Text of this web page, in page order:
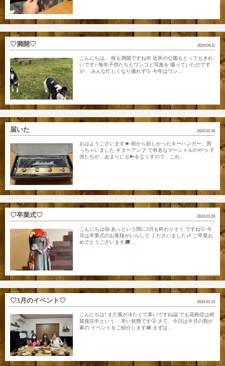
2024.04.11
♡満開♡
こんにちは。 桜も満開ですね🌸 近所の公園もとってもきれ
いです♪ 毎年子供たちとワンコと写真を 撮っていたのです
が、 みんな忙しくなり撮れず💦 今年はワン...
2024.03.30
届いた
おはようございます☀ 前から欲しかったキーハンガー、買
っちゃいました ギターアンプ で有名なマーシャルのやつ 子
供たちが、あまりにも🔑をなくすので、これ...
2024.03.29
♡卒業式♡
こんにちは😃 あっという間に3月も終わりそう ですね💦 今
月は卒業式のお客様がいらして くださいました🎶 ご卒業お
めでとうございます🎓 ...
2024.03.19
♡3月のイベント♡
こんにちは! まだ風が冷たくて寒いですね🥶 でも花粉症は絶
賛発症中という、 辛い状態です🤧 さて、今日は今月の我が
家の イベントをご紹介します🎎 まずは...